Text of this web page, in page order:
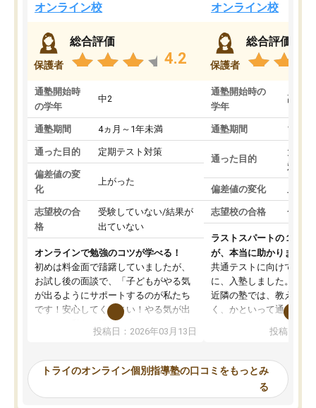
オンライン校
保護者
総合評価
4.2
通塾開始時
の学年
中2
通塾期間 4ヵ月～1年未満
通った目的 定期テスト対策
偏差値の変
化
上がった
志望校の合
格
受験していない/結果が
出ていない
オンラインで勉強のコツが学べる！
初めは料金面で躊躇していましたが、
お試し後の面談で、「子どもがやる気
が出るようにサポートするのが私たち
です！安心してください！やる気が出
ないのは私たち講師の責任です」と言
ってくださり、確かに！と考えて、思
ったんですが、学生の先生から学ぶこ
み、徐々に成績が上がったらいいなと
投稿日：2026年03月13日
オンライン校
保護者
総合評価
通塾開始時の
学年
高3
通塾期間 1～3
通った目的
大学
対策
偏差値の変化 上が
志望校の合格 合格
ラストスパートの１か月
が、本当に助かりました
共通テストに向けての追
に、入塾しました。田舎
近隣の塾では、教えても
く、かといって通うには
可能なので本当に助か
らないところをピンポイ
頂いて、とてもわかり
していました。一生を
投稿日：
トライのオンライン個別指導塾の口コミをもっとみ
る